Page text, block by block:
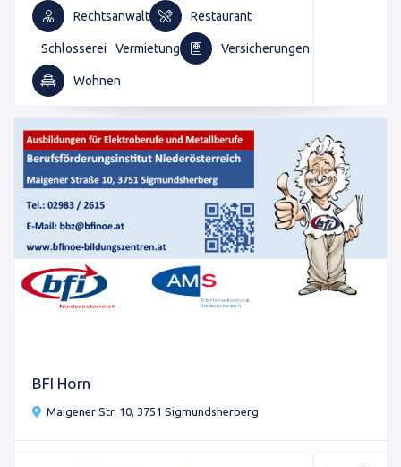
Rechtsanwalt Restaurant
Schlosserei Vermietung Versicherungen
Wohnen
BFI Horn
Maigener Str. 10, 3751 Sigmundsherberg